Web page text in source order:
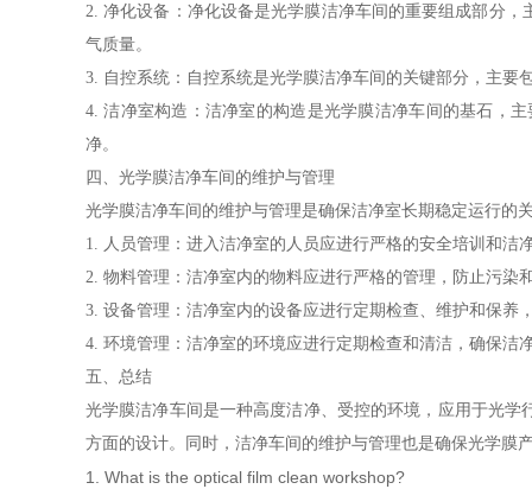
2. 净化设备：净化设备是光学膜洁净车间的重要组成部分
气质量。
3. 自控系统：自控系统是光学膜洁净车间的关键部分，主
4. 洁净室构造：洁净室的构造是光学膜洁净车间的基石，
净。
四、光学膜洁净车间的维护与管理
光学膜洁净车间的维护与管理是确保洁净室长期稳定运行的
1. 人员管理：进入洁净室的人员应进行严格的安全培训和
2. 物料管理：洁净室内的物料应进行严格的管理，防止污
3. 设备管理：洁净室内的设备应进行定期检查、维护和保养
4. 环境管理：洁净室的环境应进行定期检查和清洁，确保
五、总结
光学膜洁净车间是一种高度洁净、受控的环境，应用于光
方面的设计。同时，洁净车间的维护与管理也是确保光学膜
1. What is the optical film clean workshop?